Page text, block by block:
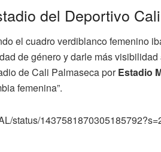
del Deportivo
el cuadro verdiblanco femenino
de género y darle más
de Cali Palmaseca porEstadio
femenina”.
status/